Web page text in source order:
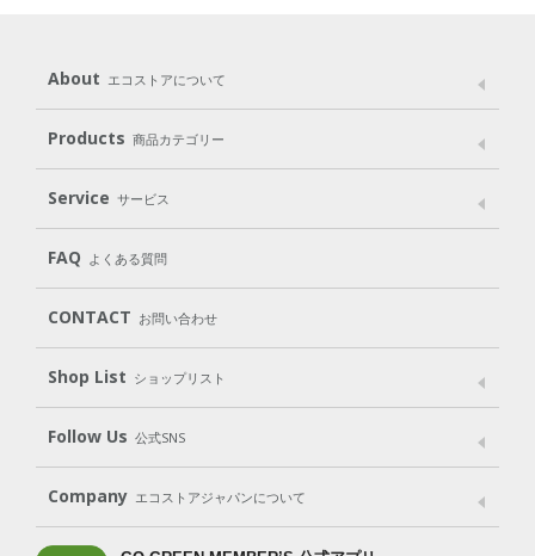
About エコストアについて
メッセージ ブランドストーリー
パッケージへのこだわり
動物実験をしない
Products 商品カテゴリー
Laundry
Cleaning Baby Kids
Body（ボディ） Hair（ヘア） Oral care（オーラルケア）
Goods （グッズ）
Gift set
Service サービス
User Guide
Subscription（定期便）
FAQ よくある質問
CONTACT お問い合わせ
Shop List ショップリスト
Shop List
Follow Us 公式SNS
LINE＠ Instagram Facebook
Company エコストアジャパンについて
会社案内 ご利用規約 プライバシーポリシー